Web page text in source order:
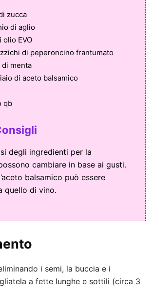
zucca
di aglio
olio EVO
di peperoncino frantumato
menta
di aceto balsamico
qb
degli ingredienti per la
cambiare in base ai gusti.
balsamico può essere
quello di vino.
i semi, la buccia e i
a fette lunghe e sottili (circa 3